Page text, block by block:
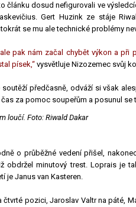
článku dosud nefigurovali ve
Gert Huzink ze stáje
se mu ale technické problémy
pak nám začal chybět výkon a při
písek,“ vysvětluje Nizozemec svůj
předčasně, odváží si však
za pomoc soupeřům a posunul se
loučí. Foto: Riwald Dakar
o průběžné vedení přišel,
obdržel minutový trest. Loprais je
je Janus van Kasteren.
čtvrté pozici, Jaroslav Valtr na páté,